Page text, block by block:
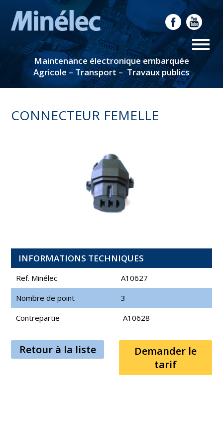
Maintenance électronique embarquée
Agricole – Transport – Travaux publics
CONNECTEUR FEMELLE
INFORMATIONS TECHNIQUES
Ref. Minélec
A10627
Nombre de point
3
Contrepartie
A10628
Retour à la liste
Demander le
tarif